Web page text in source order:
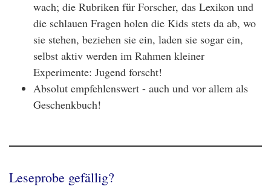
wach; die Rubriken für Forscher, das Lexikon und
die schlauen Fragen holen die Kids stets da ab, wo
sie stehen, beziehen sie ein, laden sie sogar ein,
selbst aktiv werden im Rahmen kleiner
Experimente: Jugend forscht!
Absolut empfehlenswert - auch und vor allem als
Geschenkbuch!
Leseprobe gefällig?